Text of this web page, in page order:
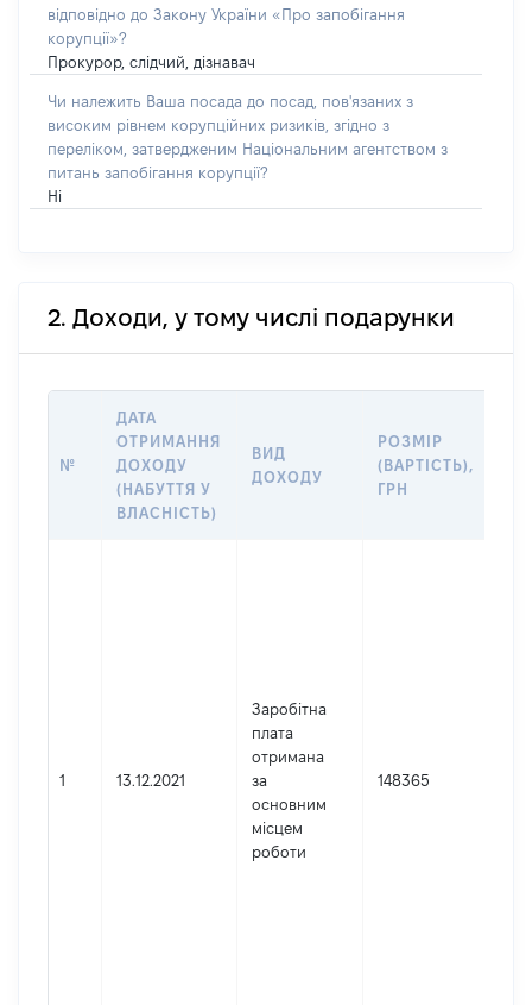
відповідно до Закону України «Про запобігання
корупції»?
Прокурор, слідчий, дізнавач
Чи належить Ваша посада до посад, пов'язаних з
високим рівнем корупційних ризиків, згідно з
переліком, затвердженим Національним агентством з
питань запобігання корупції?
Ні
2. Доходи, у тому числі подарунки
№
ДАТА
ОТРИМАННЯ
ДОХОДУ
(НАБУТТЯ У
ВЛАСНІСТЬ)
ВИД
ДОХОДУ
РОЗМІР
(ВАРТІСТЬ),
ГРН
1 13.12.2021
Заробітна
плата
отримана
за
основним
місцем
роботи
148365